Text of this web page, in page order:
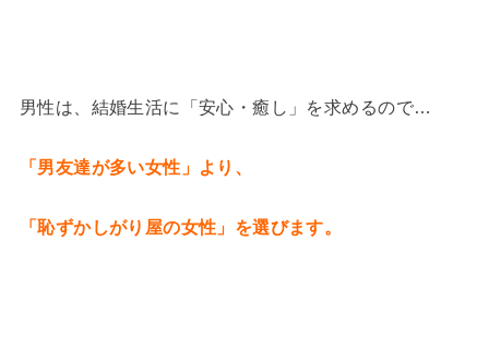
男性は、結婚生活に「安心・癒し」を求めるので…
「男友達が多い女性」より、
「恥ずかしがり屋の女性」を選びます。